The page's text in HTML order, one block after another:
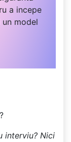
a incepe
model
interviu? Nici